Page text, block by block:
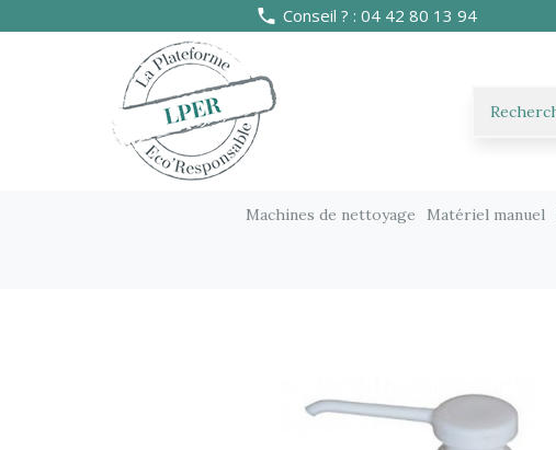
Conseil ? : 04 42 80 13 94
Machines de nettoyage Matériel manuel